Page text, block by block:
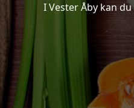
I Vester Åby kan